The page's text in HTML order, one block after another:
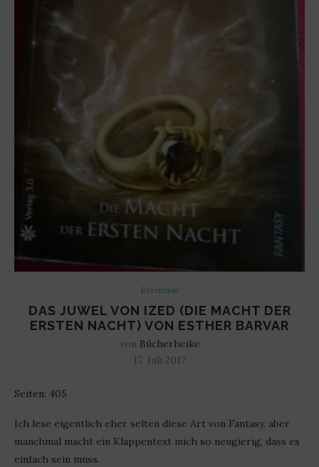
Rezension
DAS JUWEL VON IZED (DIE MACHT DER
ERSTEN NACHT) VON ESTHER BARVAR
von Bücherheike
17. Juli 2017
Seiten: 405
Ich lese eigentlich eher selten diese Art von Fantasy, aber
manchmal macht ein Klappentext mich so neugierig, dass es
einfach sein muss.